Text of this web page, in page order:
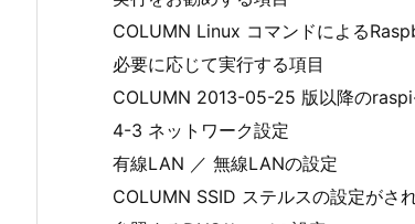
COLUMN Linux コマンドによる
必要に応じて実行する項目
COLUMN 2013-05-25 版以降の
4-3 ネットワーク設定
有線LAN ／ 無線LANの設定
COLUMN SSID ステルスの設定がさ